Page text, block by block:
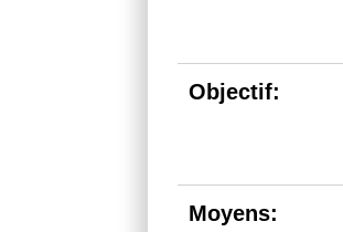
Objectif:
Moyens: